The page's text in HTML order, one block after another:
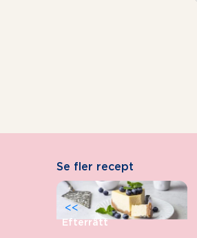
Se fler recept
Efterrätt
<<